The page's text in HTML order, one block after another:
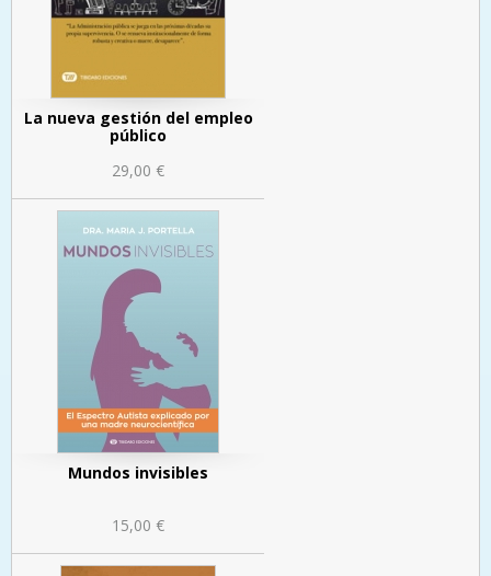
La nueva gestión del empleo
público
29,00 €
Mundos invisibles
15,00 €